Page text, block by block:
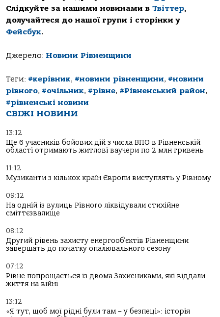
Слідкуйте за нашими новинами в Твіттер,
долучайтеся до нашої групи і сторінки у
Фейсбук.
Джерело: Новини Рівненщини
Теги: #керівник, #новини рівненщини, #новини
рівного, #очільник, #рівне, #Рівненський район,
#рівненські новини
СВІЖІ НОВИНИ
13:12
Ще 6 учасників бойових дій з числа ВПО в Рівненській
області отримають житлові ваучери по 2 млн гривень
11:12
Музиканти з кількох країн Європи виступлять у Рівному
09:12
На одній із вулиць Рівного ліквідували стихійне
сміттєзвалище
08:12
Другий рівень захисту енергооб’єктів Рівненщини
завершать до початку опалювального сезону
07:12
Рівне попрощається із двома Захисниками, які віддали
життя на війні
13:12
«Я тут, щоб мої рідні були там – у безпеці»: історія